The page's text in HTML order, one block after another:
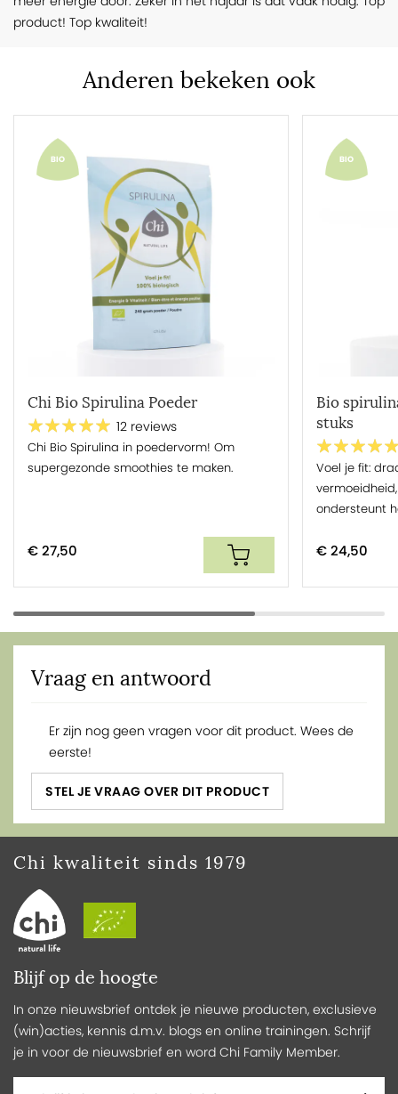
product! Top kwaliteit!
Anderen bekeken ook
BIO
Chi Bio Spirulina Poeder
12 reviews
Chi Bio Spirulina in poedervorm! Om
supergezonde smoothies te maken.
€ 27,50
BIO
Bio
stuks
Voel je fit:
ondersteunt
€ 24,50
Vraag en antwoord
Er zijn nog geen vragen voor dit product. Wees de
eerste!
STEL JE VRAAG OVER DIT PRODUCT
Blijf op de hoogte
In onze nieuwsbrief ontdek je nieuwe producten, exclusieve
(win)acties, kennis d.m.v. blogs en online trainingen. Schrijf
je in voor de nieuwsbrief en word Chi Family Member.
Chi kwaliteit sinds 1979